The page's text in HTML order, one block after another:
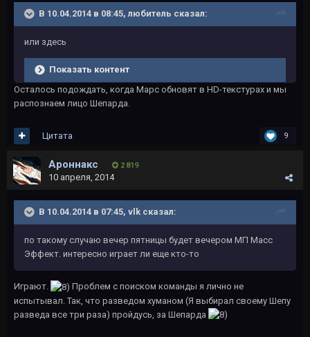
В 10.04.2014 в 08:45, любитель сказал:
или здесь
Показать контент
Осталось подождать, когда Марс обновят в HD-текстурах и мы
распознаем лицо Шепарда.
9
Цитата
Ароннакс 2 819
10 апреля, 2014
В 10.04.2014 в 07:45, vlk сказал:
по такому случаю вечер пятницы будет вечером МП Масс
Эффект. интересно играет ли еще кто-то
Играют.
Проблем с поиском команды я лично не
испытывал. Так, что разведом хуманом (Я выбирал своему Шепу
разведа все три раза) пройдусь, за Шепарда